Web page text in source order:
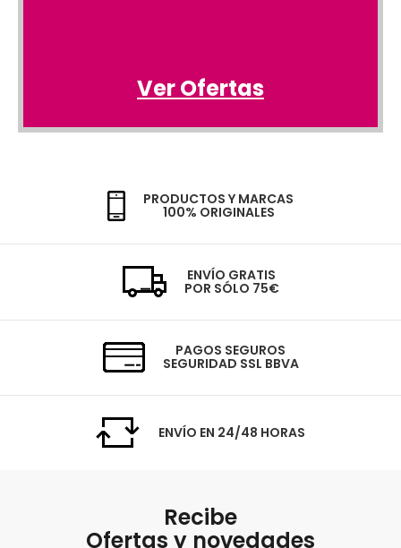
Ver Ofertas
PRODUCTOS Y MARCAS
100% ORIGINALES
ENVÍO GRATIS
POR SÓLO 75€
PAGOS SEGUROS
SEGURIDAD SSL BBVA
ENVÍO EN 24/48 HORAS
Recibe
Ofertas y novedades